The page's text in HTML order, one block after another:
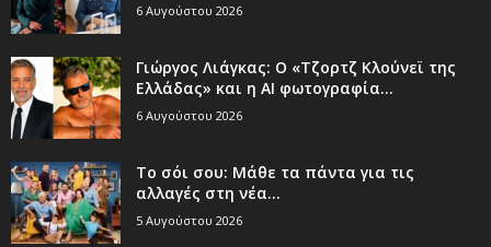
6 Αυγούστου 2026
Γιώργος Λιάγκας: Ο «Τζορτζ Κλούνεϊ της
Ελλάδας» και η AI φωτογραφία...
6 Αυγούστου 2026
Το σόι σου: Μάθε τα πάντα για τις
αλλαγές στη νέα...
5 Αυγούστου 2026